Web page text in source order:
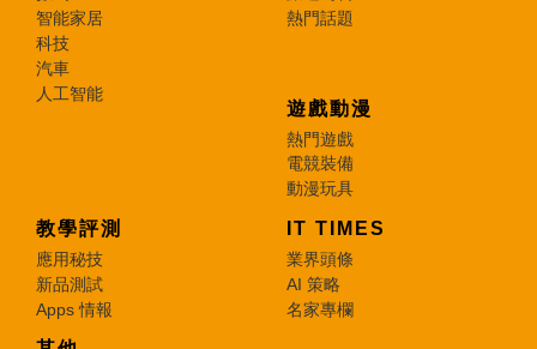
智能家居
科技
汽車
人工智能
熱門話題
遊戲動漫
熱門遊戲
電競裝備
動漫玩具
教學評測
應用秘技
新品測試
Apps 情報
IT TIMES
業界頭條
AI 策略
名家專欄